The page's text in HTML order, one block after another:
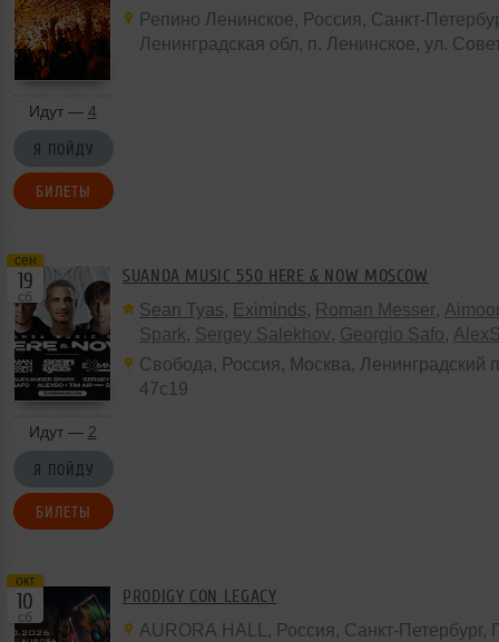
Идут — 4
Я ПОЙДУ
БИЛЕТЫ
Репино Ленинское, Россия , Санкт-
Ленинградская обл, п. Ленинское, ул.
сен
19
сб
Идут — 2
Я ПОЙДУ
БИЛЕТЫ
SUANDA MUSIC 550 HERE & NOW MOSCOW
Sean Tyas, Eximinds, Roman Messer,
Spark, Sergey Salekhov, Georgio Safo,
Свобода, Россия , Москва, Ленинградский
47с19
окт
10
сб
PRODIGY CON LEGACY
AURORA HALL , Россия , Санкт-Петербург,